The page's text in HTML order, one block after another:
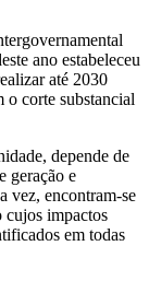
ano estabeleceu
até 2030
o corte substancial
depende de
geração e
vez, encontram-se
cujos impactos
em todas